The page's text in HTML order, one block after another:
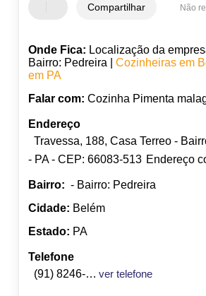
Compartilhar Não
Onde Fica: Localização da
Bairro: Pedreira | Cozinheiras em
em PA
Falar com: Cozinha Pimenta
Endereço
Travessa, 188, Casa Terreo -
- PA - CEP: 66083-513 Endereço
Bairro: - Bairro: Pedreira
Cidade: Belém
Estado: PA
Telefone
(91) 8246-8898
ver telefone